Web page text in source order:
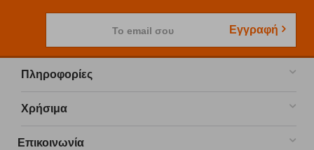
Το email σου Εγγραφή
Πληροφορίες
Χρήσιμα
Επικοινωνία